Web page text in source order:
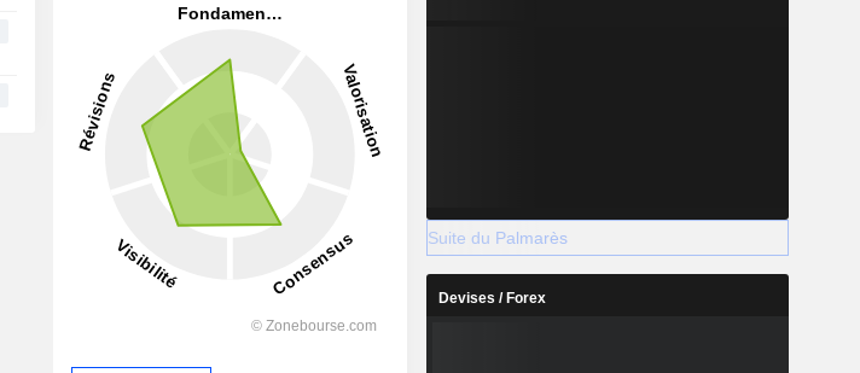
Suite du Palmarès
Devises / Forex